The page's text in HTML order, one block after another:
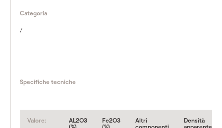
Categoria
/
Specifiche tecniche
Valore:
AL2O3
Fe2O3
Altri
Densità